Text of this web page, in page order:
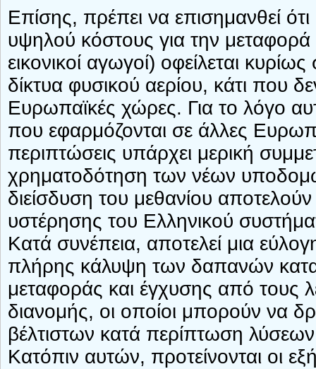
Επίσης, πρέπει να επισημανθεί
υψηλού κόστους για την
εικονικοί αγωγοί) οφείλεται
δίκτυα φυσικού αερίου, κάτι που
Ευρωπαϊκές χώρες. Για το λόγο
που εφαρμόζονται σε άλλες
περιπτώσεις υπάρχει μερική
χρηματοδότηση των νέων
διείσδυση του μεθανίου
υστέρησης του Ελληνικού
Κατά συνέπεια, αποτελεί μια
πλήρης κάλυψη των δαπανών
μεταφοράς και έγχυσης από τους
διανομής, οι οποίοι μπορούν να
βέλτιστων κατά περίπτωση
Κατόπιν αυτών, προτείνονται οι